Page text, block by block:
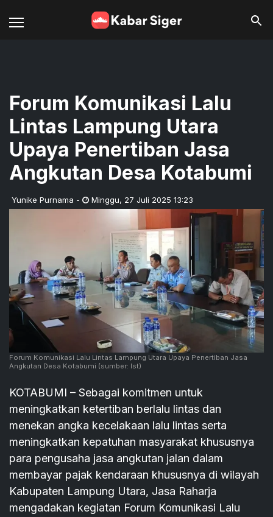
Forum Komunikasi Lalu
Lintas Lampung Utara
Upaya Penertiban Jasa
Angkutan Desa Kotabumi
Yunike Purnama - Minggu, 27 Juli 2025 13:23
Forum Komunikasi Lalu Lintas Lampung Utara Upaya Penertiban Jasa
Angkutan Desa Kotabumi (sumber: Ist)
KOTABUMI – Sebagai komitmen untuk
meningkatkan ketertiban berlalu lintas dan
menekan angka kecelakaan lalu lintas serta
meningkatkan kepatuhan masyarakat khususnya
para pengusaha jasa angkutan jalan dalam
membayar pajak kendaraan khususnya di wilayah
Kabupaten Lampung Utara, Jasa Raharja
mengadakan kegiatan Forum Komunikasi Lalu